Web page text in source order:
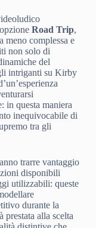
Road Trip,
meno complessa e
non solo di
del
intriganti su Kirby
in questa maniera
inequivocabile di
tra gli
trarre vantaggio
disponibili
utilizzabili: queste
durante la
prestata alla scelta